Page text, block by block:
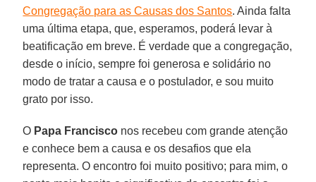
Congregação para as Causas dos Santos. Ainda falta
uma última etapa, que, esperamos, poderá levar à
beatificação em breve. É verdade que a congregação,
desde o início, sempre foi generosa e solidário no
modo de tratar a causa e o postulador, e sou muito
grato por isso.
O Papa Francisco nos recebeu com grande atenção
e conhece bem a causa e os desafios que ela
representa. O encontro foi muito positivo; para mim, o